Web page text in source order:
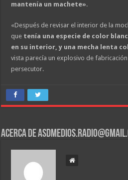
mantenía un machete».
«Después de revisar el interior de la
que tenía una especie de color
en su interior, y una mecha lenta
vista parecía un explosivo de
persecutor.
Acerca de